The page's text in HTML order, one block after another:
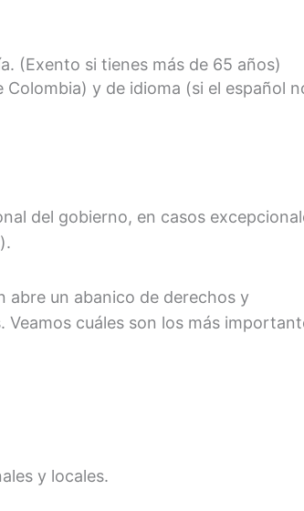
(Exento si tienes más de 65 años)
y de idioma (si el español
del gobierno, en casos
abre un abanico de derechos y
cuáles son los más
y locales.